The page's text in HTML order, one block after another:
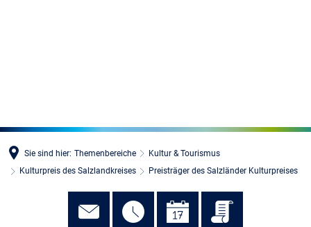
Sie sind hier: Themenbereiche
Kultur & Tourismus
Kulturpreis des Salzlandkreises
Preisträger des Salzländer Kulturpreises